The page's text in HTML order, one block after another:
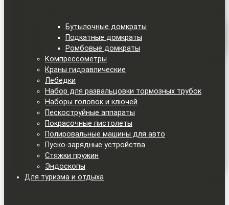
Бутылочные домкраты
Подкатные домкраты
Ромбовые домкраты
Компрессометры
Краны гидравлические
Лебедки
Набор для развальцовки тормозных трубок
Наборы головок и ключей
Пескоструйные аппараты
Покрасочные пистолеты
Полировальные машины для авто
Пуско-зарядные устройства
Стяжки пружин
Эндоскопы
Для туризма и отдыха